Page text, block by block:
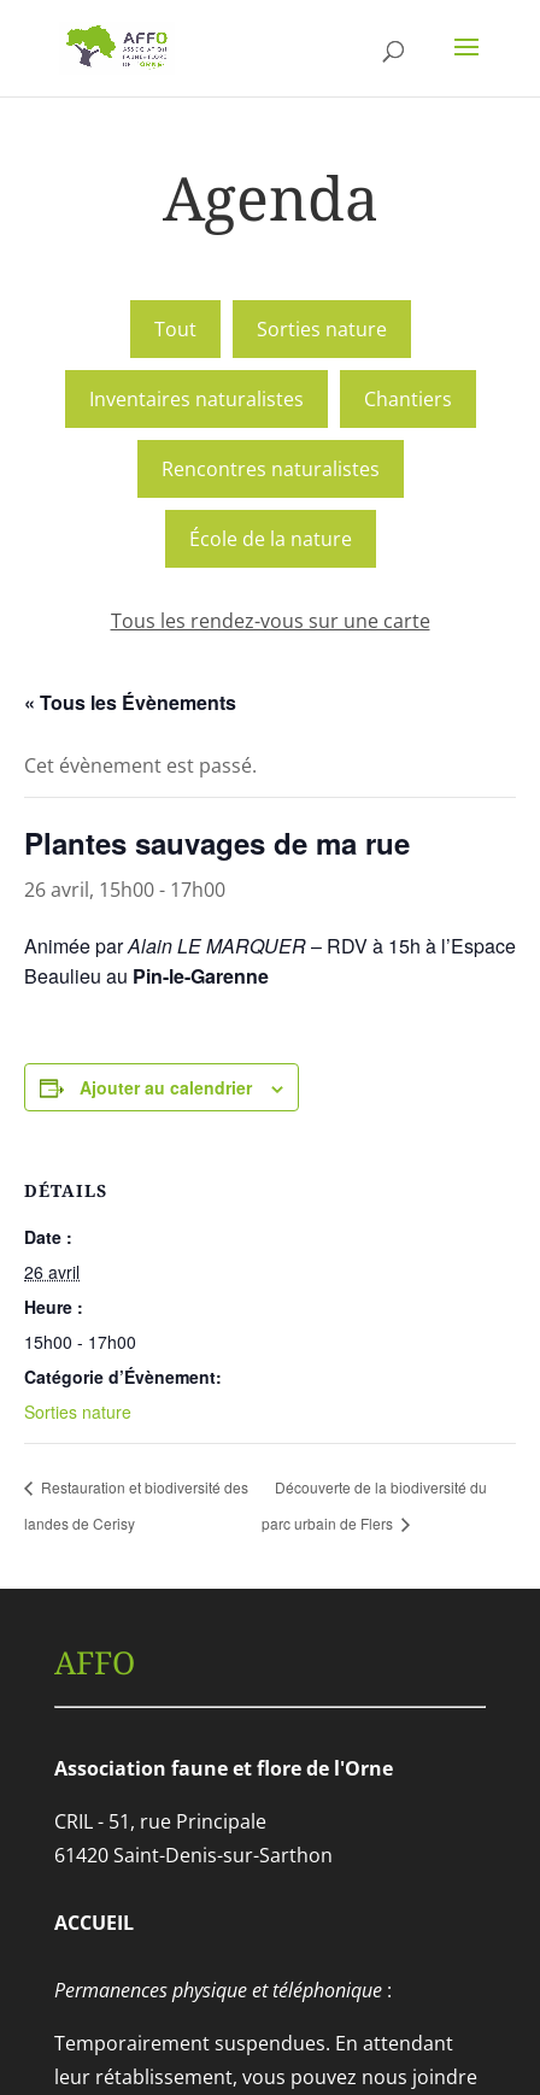
Agenda
Tout Sorties nature
Inventaires naturalistes Chantiers
Rencontres naturalistes
École de la nature
Tous les rendez-vous sur une carte
« Tous les Évènements
Cet évènement est passé.
Plantes sauvages de ma rue
26 avril, 15h00- 17h00
Animée parAlain LE MARQUER– RDV à 15h à l’Espace
Beaulieu au Pin-le-Garenne
Ajouter au calendrier
DÉTAILS
Date :
26 avril
Heure :
15h00 - 17h00
Catégorie d’Évènement:
Sorties nature
Restauration et biodiversité des
landes de Cerisy
Découverte de la biodiversité du
parc urbain de Flers
AFFO
Association faune et flore de l'Orne
CRIL - 51, rue Principale
61420 Saint-Denis-sur-Sarthon
ACCUEIL
Permanences physique et téléphonique :
Temporairement suspendues. En attendant
leur rétablissement, vous pouvez nous joindre